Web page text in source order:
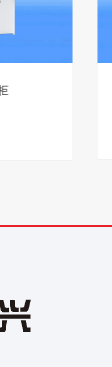
置生产厂